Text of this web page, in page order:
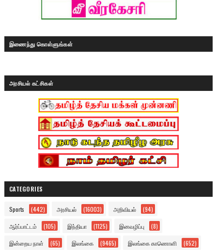
இணைந்து கொள்ளுங்கள்
அரசியல் கட்சிகள்
CATEGORIES
Sports (442) அரசியல் (16003) அறிவியல் (94)
ஆர்ப்பாட்டம் (105) இந்தியா (1125) இனவழிப்பு (8)
இன்றைய நாள் (65) இலங்கை (9465) இலங்கை காணொளி (652)